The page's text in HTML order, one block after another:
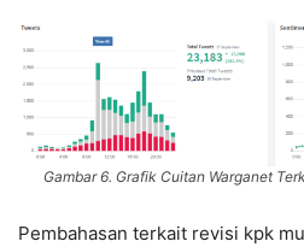
Gambar 6. Grafik Cuitan Warganet
Pembahasan terkait revisi kpk